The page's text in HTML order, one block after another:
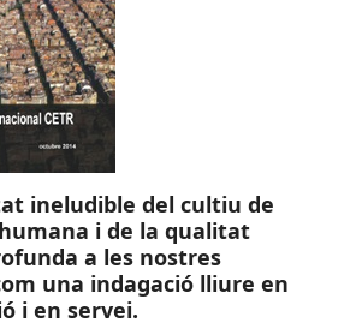
ineludible del cultiu de
i de la qualitat
a les nostres
una indagació lliure en
i en servei.